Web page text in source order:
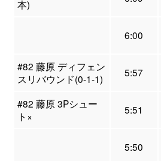
本)
6:00
#82 藤原 ディフェン
スリバウンド(0-1-1)
5:57
#82 藤原 3Pシュー
ト×
5:51
5:50